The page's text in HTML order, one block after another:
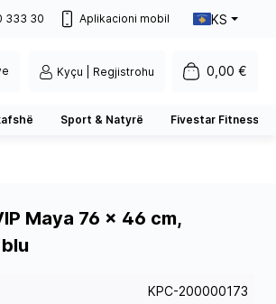
333 30 Aplikacioni mobil KS
Kyçu | Regjistrohu 0,00 €
Sport & Natyrë Fivestar Fitness
Maya 76 x 46 cm,
KPC-200000173